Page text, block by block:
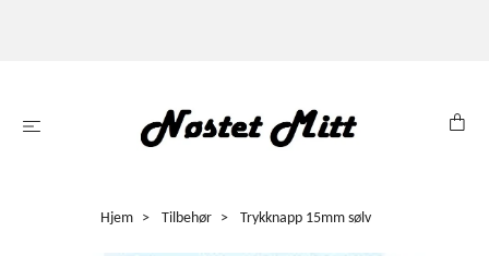
Hjem Tilbehør Trykknapp 15mm sølv